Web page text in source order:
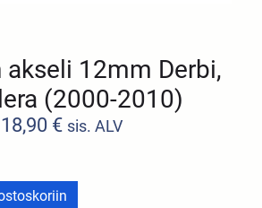
akseli 12mm Derbi,
(2000-2010)
18,90 € sis. ALV